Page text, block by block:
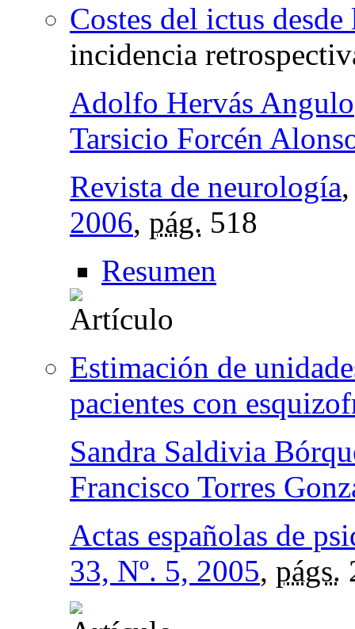
Costes del ictus
incidencia
Adolfo Hervás Angulo
Tarsicio Forcén
Revista de neurología
2006, pág. 518
Resumen
Estimación de
pacientes con
Sandra Saldivia
Francisco Torres
Actas españolas de
33, Nº. 5, 2005, págs.